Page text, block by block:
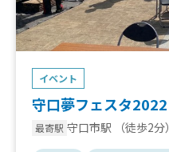
イベント
守口夢フェスタ2022
最寄駅 守口市駅 （徒歩2分）